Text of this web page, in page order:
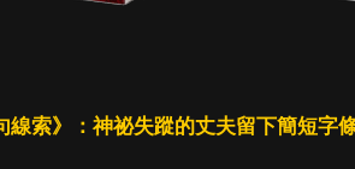
線索》：神祕失蹤的丈夫留下簡短字